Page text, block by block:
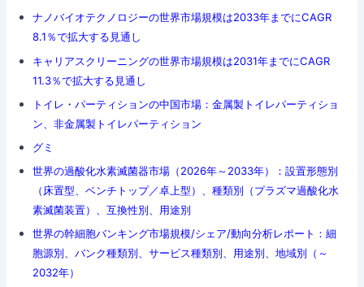
ナノバイオテクノロジーの世界市場規模は2033年までにCAGR
8.1％で拡大する見通し
キャリアスクリーニングの世界市場規模は2031年までにCAGR
11.3％で拡大する見通し
トイレ・パーティションの中国市場：金属製トイレパーティショ
ン、非金属製トイレパーティション
グミ
世界の過酸化水素滅菌器市場（2026年～2033年）：設置形態別
（床置型、ベンチトップ／卓上型）、種類別（プラズマ過酸化水
素滅菌装置）、互換性別、用途別
世界の幹細胞バンキング市場規模/シェア/動向分析レポート：細
胞源別、バンク種類別、サービス種類別、用途別、地域別（～
2032年）